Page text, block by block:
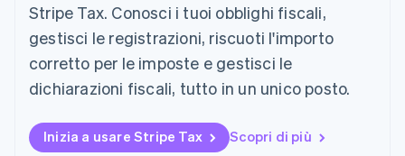
Stripe Tax. Conosci i tuoi obblighi fiscali,
gestisci le registrazioni, riscuoti l'importo
corretto per le imposte e gestisci le
dichiarazioni fiscali, tutto in un unico posto.
Inizia a usare Stripe Tax Scopri di più
Polonia
English
Portogallo
PortuguêsEnglish
RAS di Hong Kong, Cina
Regno Unito
English